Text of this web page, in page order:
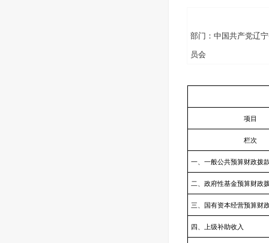
部门：中国共产党辽
员会
项目
栏次
一、一般公共预算财政拨
二、政府性基金预算财政
三、国有资本经营预算财
四、上级补助收入